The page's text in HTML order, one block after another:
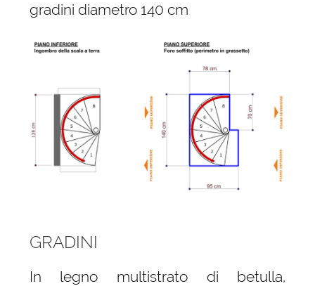
gradini diametro 140 cm
GRADINI
In legno multistrato di betulla,